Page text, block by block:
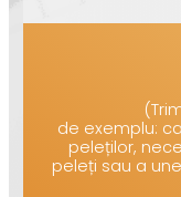
de exemplu:
peleților,
peleți sau a